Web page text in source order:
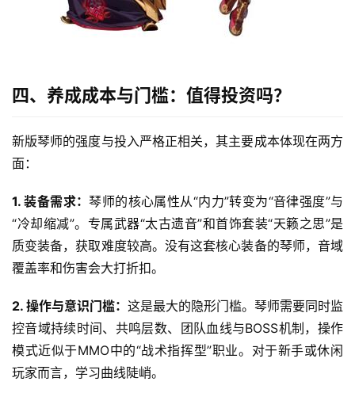
门
手
游
四、养成成本与门槛：值得投资吗？
新版琴师的强度与投入严格正相关，其主要成本体现在两方
面：
1. 装备需求：琴师的核心属性从“内力”转变为“音律强度”与
“冷却缩减”。专属武器“太古遗音”和首饰套装“天籁之思”是
质变装备，获取难度较高。没有这套核心装备的琴师，音域
覆盖率和伤害会大打折扣。
2. 操作与意识门槛： 这是最大的隐形门槛。琴师需要同时监
控音域持续时间、共鸣层数、团队血线与BOSS机制，操作
模式近似于MMO中的“战术指挥型”职业。对于新手或休闲
玩家而言，学习曲线陡峭。